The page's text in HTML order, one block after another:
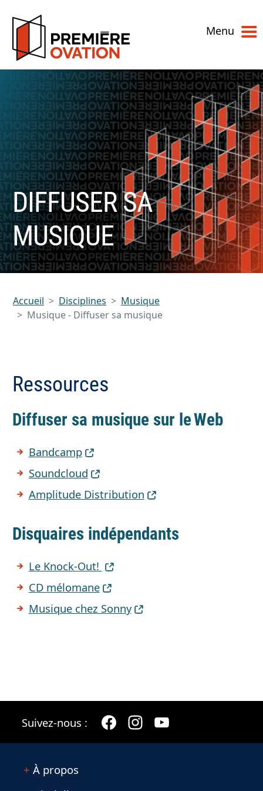
Menu
DIFFUSER SA
MUSIQUE
Accueil Disciplines
Musique
Musique - Diffuser sa musique
Ressources
Diffuser sa musique sur le Web
Bandcamp
Soundcloud
Amplitude Distribution
Disquaires indépendants
Le Knock-Out!
CD mélomane
Musique chez Sonny
Suivez-nous :
À propos